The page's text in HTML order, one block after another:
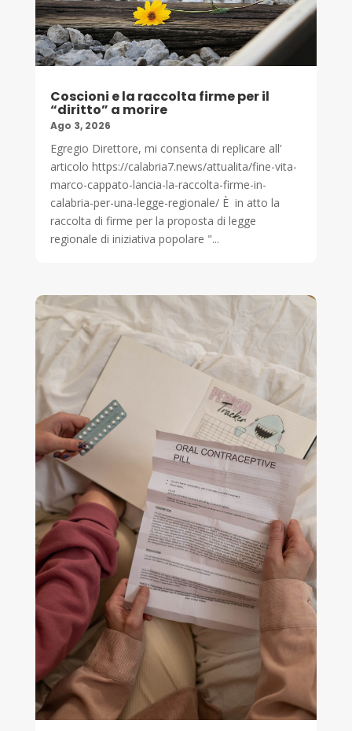
Coscioni e la raccolta firme per il
“diritto” a morire
Ago 3, 2026
Egregio Direttore, mi consenta di replicare all'
articolo https://calabria7.news/attualita/fine-vita-
marco-cappato-lancia-la-raccolta-firme-in-
calabria-per-una-legge-regionale/ È in atto la
raccolta di firme per la proposta di legge
regionale di iniziativa popolare "...